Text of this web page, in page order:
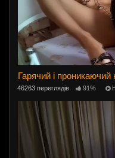
Гарячий і проникаючий
46263 переглядів 91%